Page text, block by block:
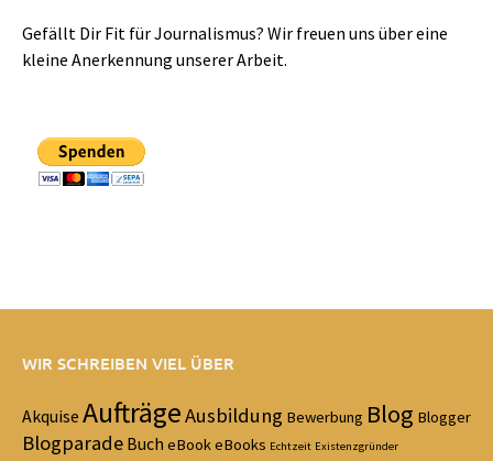
Gefällt Dir Fit für Journalismus? Wir freuen uns über eine
kleine Anerkennung unserer Arbeit.
WIR SCHREIBEN VIEL ÜBER
Akquise AufträgeAusbildung Bewerbung Blog Blogger
Blogparade Buch eBookeBooks Echtzeit Existenzgründer